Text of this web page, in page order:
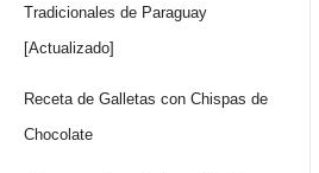
Tradicionales de Paraguay
[Actualizado]
Receta de Galletas con Chispas de
Chocolate